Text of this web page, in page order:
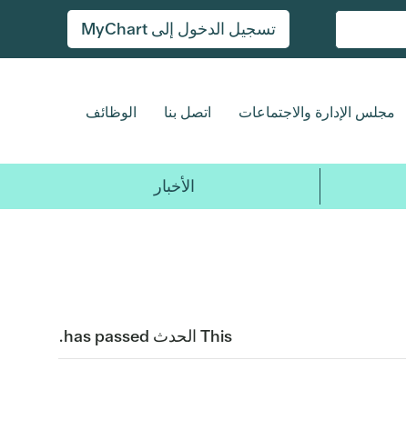
تسجيل الدخول إلى MyChart
مجلس الإدارة والاجتماعات اتصل بنا الوظائف
الأخبار
This الحدث has passed.